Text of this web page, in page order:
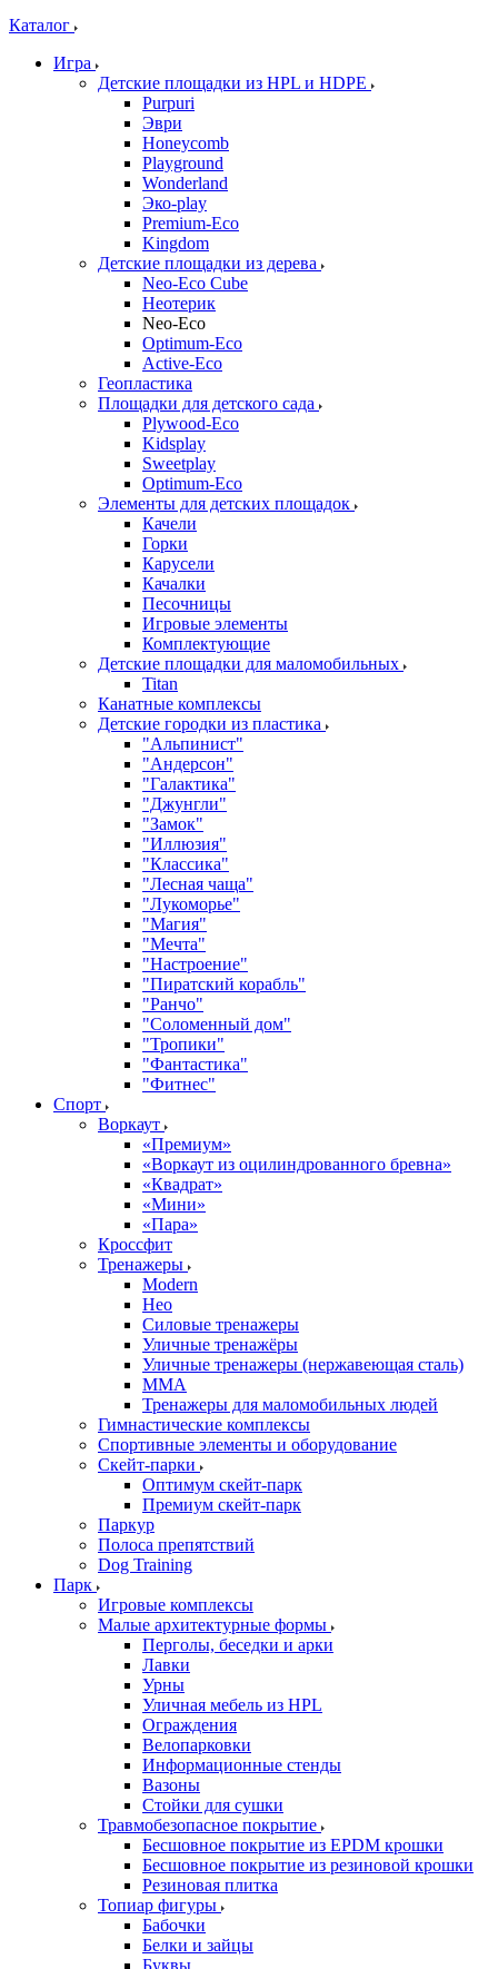
Каталог
Игра
Детские площадки из HPL и HDPE
Purpuri
Эври
Honeycomb
Playground
Wonderland
Эко-play
Premium-Eco
Kingdom
Детские площадки из дерева
Neo-Eco Cube
Неотерик
Neo-Eco
Оptimum-Еco
Active-Eco
Геопластика
Площадки для детского сада
Plywood-Eco
Kidsplay
Sweetplay
Оptimum-Еco
Элементы для детских площадок
Качели
Горки
Карусели
Качалки
Песочницы
Игровые элементы
Комплектующие
Детские площадки для маломобильных
Titan
Канатные комплексы
Детские городки из пластика
"Альпинист"
"Андерсон"
"Галактика"
"Джунгли"
"Замок"
"Иллюзия"
"Классика"
"Лесная чаща"
"Лукоморье"
"Магия"
"Мечта"
"Настроение"
"Пиратский корабль"
"Ранчо"
"Соломенный дом"
"Тропики"
"Фантастика"
"Фитнес"
Спорт
Воркаут
«Премиум»
«Воркаут из оцилиндрованного бревна»
«Квадрат»
«Мини»
«Пара»
Кроссфит
Тренажеры
Modern
Нео
Силовые тренажеры
Уличные тренажёры
Уличные тренажеры (нержавеющая сталь)
ММА
Тренажеры для маломобильных людей
Гимнастические комплексы
Спортивные элементы и оборудование
Скейт-парки
Оптимум скейт-парк
Премиум скейт-парк
Паркур
Полоса препятствий
Dog Training
Парк
Игровые комплексы
Малые архитектурные формы
Перголы, беседки и арки
Лавки
Урны
Уличная мебель из HPL
Ограждения
Велопарковки
Информационные стенды
Вазоны
Стойки для сушки
Травмобезопасное покрытие
Бесшовное покрытие из EPDM крошки
Бесшовное покрытие из резиновой крошки
Резиновая плитка
Топиар фигуры
Бабочки
Белки и зайцы
Буквы